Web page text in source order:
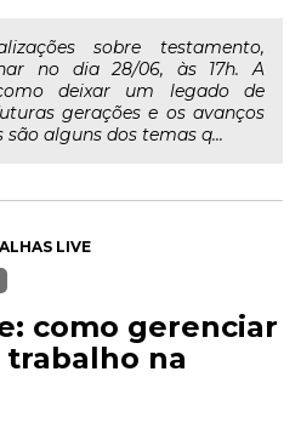
sobre testamento,
no dia 28/06, às 17h. A
deixar um legado de
gerações e os avanços
alguns dos temas q...
LIVE
como gerenciar
trabalho na